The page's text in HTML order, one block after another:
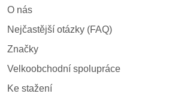
O nás
Nejčastější otázky (FAQ)
Značky
Velkoobchodní spolupráce
Ke stažení